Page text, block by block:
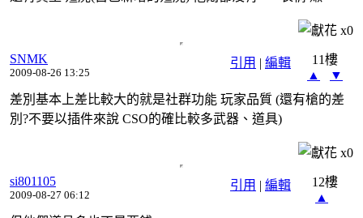
x0
引用 | 編輯
SNMK
2009-08-26 13:25
11樓
▲
▼
差別基本上差比較大的就是社群功能 玩家品質 (還有槍的差
別?不要以插件來說 CSO的確比較多武器、道具)
x0
引用 | 編輯
si801105
2009-08-27 06:12
12樓
▲